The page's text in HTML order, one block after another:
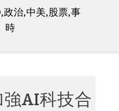
政治,中美,股票,事
時
AI科技合